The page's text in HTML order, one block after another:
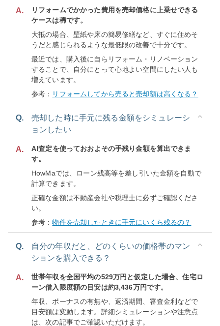
A.
リフォームでかかった費用を売却価格に上乗せできる
ケースは稀です。
大抵の場合、壁紙や床の簡易修繕など、すぐに住めそ
うだと感じられるような最低限の改善で十分です。
最近では、購入後に自らリフォーム・リノベーション
することで、自分にとって心地よい空間にしたい人も
増えています。
参考： リフォームしてから売ると売却額は高くなる？
Q.
売却した時に手元に残る金額をシミュレーシ
ョンしたい
A.
AI査定を使っておおよその手残り金額を算出できま
す。
HowMaでは、ローン残高等を差し引いた金額を自動で
計算できます。
正確な金額は不動産会社や税理士に必ずご確認くださ
い。
参考：物件を売却したときに手元にいくら残るの？
Q.
自分の年収だと、どのくらいの価格帯のマン
ションを購入できる？
A.
世帯年収を全国平均の529万円と仮定した場合、住宅ロ
ーン借入限度額の目安は約3,436万円です。
年収、ボーナスの有無や、返済期間、審査金利などで
目安額は変動します。詳細シミュレーションや注意点
は、次の記事でご確認いただけます。